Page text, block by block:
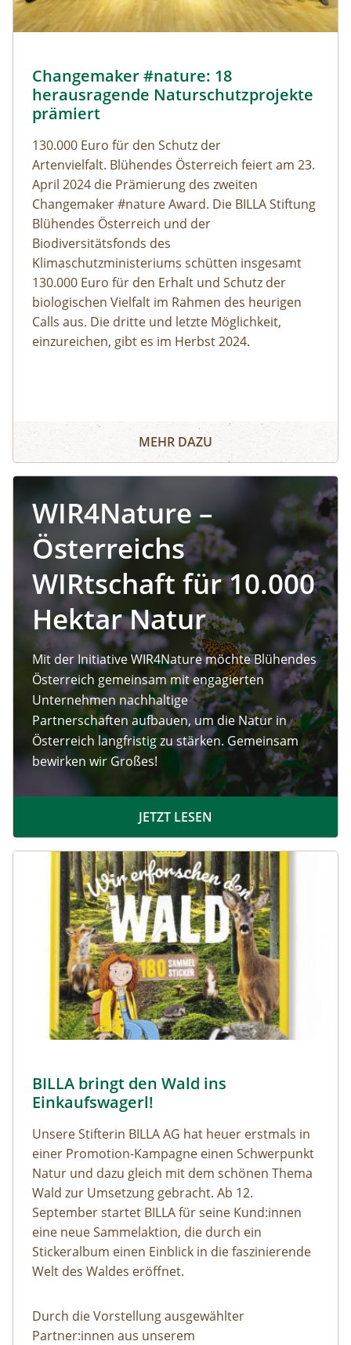
Changemaker #nature: 18
herausragende Naturschutzprojekte
prämiert
130.000 Euro für den Schutz der
Artenvielfalt. Blühendes Österreich feiert am 23.
April 2024 die Prämierung des zweiten
Changemaker #nature Award. Die BILLA Stiftung
Blühendes Österreich und der
Biodiversitätsfonds des
Klimaschutzministeriums schütten insgesamt
130.000 Euro für den Erhalt und Schutz der
biologischen Vielfalt im Rahmen des heurigen
Calls aus. Die dritte und letzte Möglichkeit,
einzureichen, gibt es im Herbst 2024.
MEHR DAZU
WIR4Nature –
Österreichs
WIRtschaft für 10.000
Hektar Natur
Mit der Initiative WIR4Nature möchte Blühendes
Österreich gemeinsam mit engagierten
Unternehmen nachhaltige
Partnerschaften aufbauen, um die Natur in
Österreich langfristig zu stärken. Gemeinsam
bewirken wir Großes!
JETZT LESEN
BILLA bringt den Wald ins
Einkaufswagerl!
Unsere Stifterin BILLA AG hat heuer erstmals in
einer Promotion-Kampagne einen Schwerpunkt
Natur und dazu gleich mit dem schönen Thema
Wald zur Umsetzung gebracht. Ab 12.
September startet BILLA für seine Kund:innen
eine neue Sammelaktion, die durch ein
Stickeralbum einen Einblick in die faszinierende
Welt des Waldes eröffnet.
Durch die Vorstellung ausgewählter
Partner:innen aus unserem